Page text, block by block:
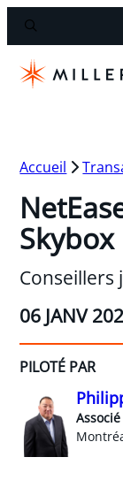
Accueil
Skybox
Conseillers
06 JANV
PILOTÉ PAR
Associé